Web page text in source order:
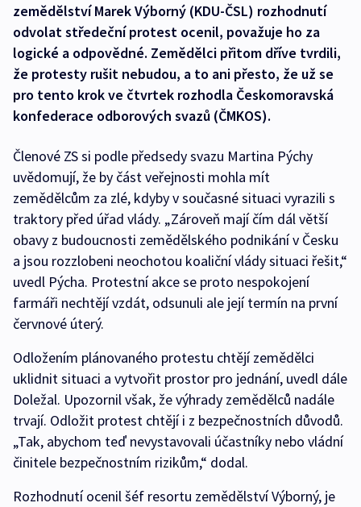
zemědělství Marek Výborný (KDU-ČSL) rozhodnutí
odvolat středeční protest ocenil, považuje ho za
logické a odpovědné. Zemědělci přitom dříve tvrdili,
že protesty rušit nebudou, a to ani přesto, že už se
pro tento krok ve čtvrtek rozhodla Českomoravská
konfederace odborových svazů (ČMKOS).
Členové ZS si podle předsedy svazu Martina Pýchy
uvědomují, že by část veřejnosti mohla mít
zemědělcům za zlé, kdyby v současné situaci vyrazili s
traktory před úřad vlády. „Zároveň mají čím dál větší
obavy z budoucnosti zemědělského podnikání v Česku
a jsou rozzlobeni neochotou koaliční vlády situaci řešit,“
uvedl Pýcha. Protestní akce se proto nespokojení
farmáři nechtějí vzdát, odsunuli ale její termín na první
červnové úterý.
Odložením plánovaného protestu chtějí zemědělci
uklidnit situaci a vytvořit prostor pro jednání, uvedl dále
Doležal. Upozornil však, že výhrady zemědělců nadále
trvají. Odložit protest chtějí i z bezpečnostních důvodů.
„Tak, abychom teď nevystavovali účastníky nebo vládní
činitele bezpečnostním rizikům,“ dodal.
Rozhodnutí ocenil šéf resortu zemědělství Výborný, je